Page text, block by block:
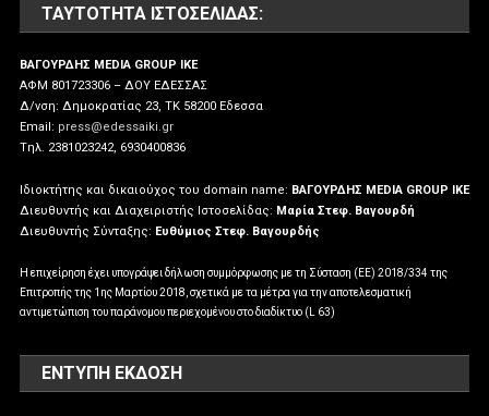
ΤΑΥΤΌΤΗΤΑ ΙΣΤΟΣΕΛΊΔΑΣ:
ΒΑΓΟΥΡΔΗΣ MEDIA GROUP IKE
ΑΦΜ 801723306 – ΔΟΥ ΕΔΕΣΣΑΣ
Δ/νση: Δημοκρατίας 23, ΤΚ 58200 Εδεσσα
Email: press@edessaiki.gr
Tηλ. 2381023242, 6930400836
Ιδιοκτήτης και δικαιούχος του domain name: ΒΑΓΟΥΡΔΗΣ MEDIA GROUP IKE
Διευθυντής και Διαχειριστής Ιστοσελίδας: Μαρία Στεφ. Βαγουρδή
Διευθυντής Σύνταξης: Ευθύμιος Στεφ. Βαγουρδής
Η επιχείρηση έχει υπογράψει δήλωση συμμόρφωσης με τη Σύσταση (ΕΕ) 2018/334 της
Επιτροπής της 1ης Μαρτίου 2018, σχετικά με τα μέτρα για την αποτελεσματική
αντιμετώπιση του παράνομου περιεχομένου στο διαδίκτυο (L 63)
ΕΝΤΥΠΗ ΕΚΔΟΣΗ